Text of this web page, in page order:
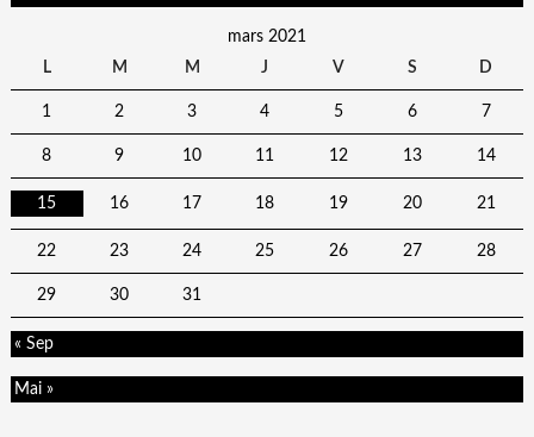
mars 2021
L
M M J V S D
1 2 3 4 5 6 7
8 9 10 11 12 13 14
15 16 17 18 19 20 21
22 23 24 25 26 27 28
29 30 31
« Sep
Mai »